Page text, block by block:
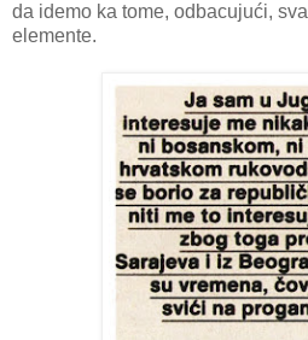
da idemo ka tome, odbacujući,
elemente.